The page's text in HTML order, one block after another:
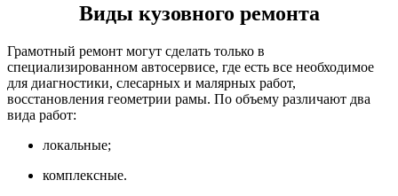
Виды кузовного ремонта
Грамотный ремонт могут сделать только в
специализированном автосервисе, где есть все необходимое
для диагностики, слесарных и малярных работ,
восстановления геометрии рамы. По объему различают два
вида работ:
локальные;
комплексные.